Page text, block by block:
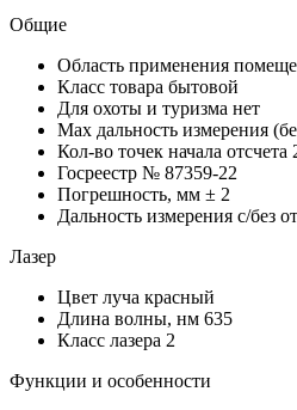
Общие
Область применения
Класс товара бытовой
Для охоты и туризма нет
Мах дальность измерения
Кол-во точек начала отсчета
Госреестр № 87359-22
Погрешность, мм ± 2
Дальность измерения с/без
Лазер
Цвет луча красный
Длина волны, нм 635
Класс лазера 2
Функции и особенности